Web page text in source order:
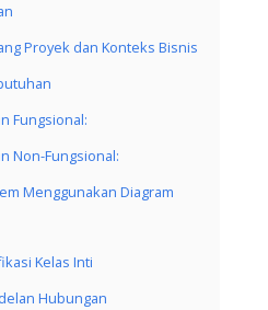
Proyek dan Konteks Bisnis
Fungsional:
Non-Fungsional:
Menggunakan Diagram
Kelas Inti
Hubungan